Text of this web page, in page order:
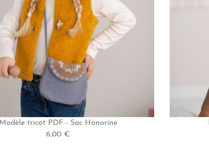
Modèle tricot PDF - Sac Honorine
6,00 €